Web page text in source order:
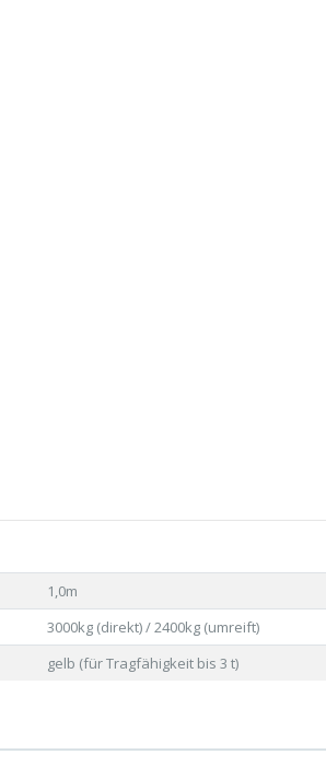
1,0m
3000kg (direkt) / 2400kg (umreift)
gelb (für Tragfähigkeit bis 3 t)